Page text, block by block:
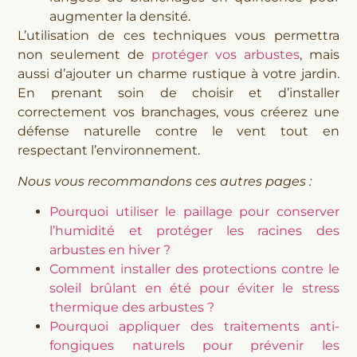
augmenter la densité.
L’utilisation de ces techniques vous permettra
non seulement de protéger vos arbustes, mais
aussi d’ajouter un charme rustique à votre jardin.
En prenant soin de choisir et d’installer
correctement vos branchages, vous créerez une
défense naturelle contre le vent tout en
respectant l’environnement.
Nous vous recommandons ces autres pages :
Pourquoi utiliser le paillage pour conserver
l’humidité et protéger les racines des
arbustes en hiver ?
Comment installer des protections contre le
soleil brûlant en été pour éviter le stress
thermique des arbustes ?
Pourquoi appliquer des traitements anti-
fongiques naturels pour prévenir les